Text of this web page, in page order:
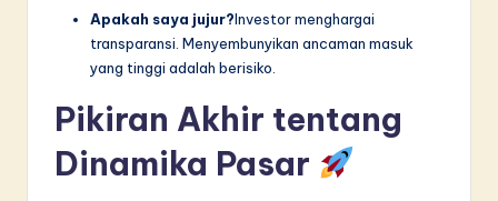
Apakah saya jujur?Investor menghargai
transparansi. Menyembunyikan ancaman masuk
yang tinggi adalah berisiko.
Pikiran Akhir tentang
Dinamika Pasar